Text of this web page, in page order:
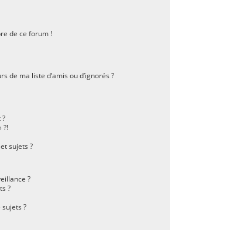
de ce forum !
de ma liste d’amis ou d’ignorés ?
?!
sujets ?
?
?
?